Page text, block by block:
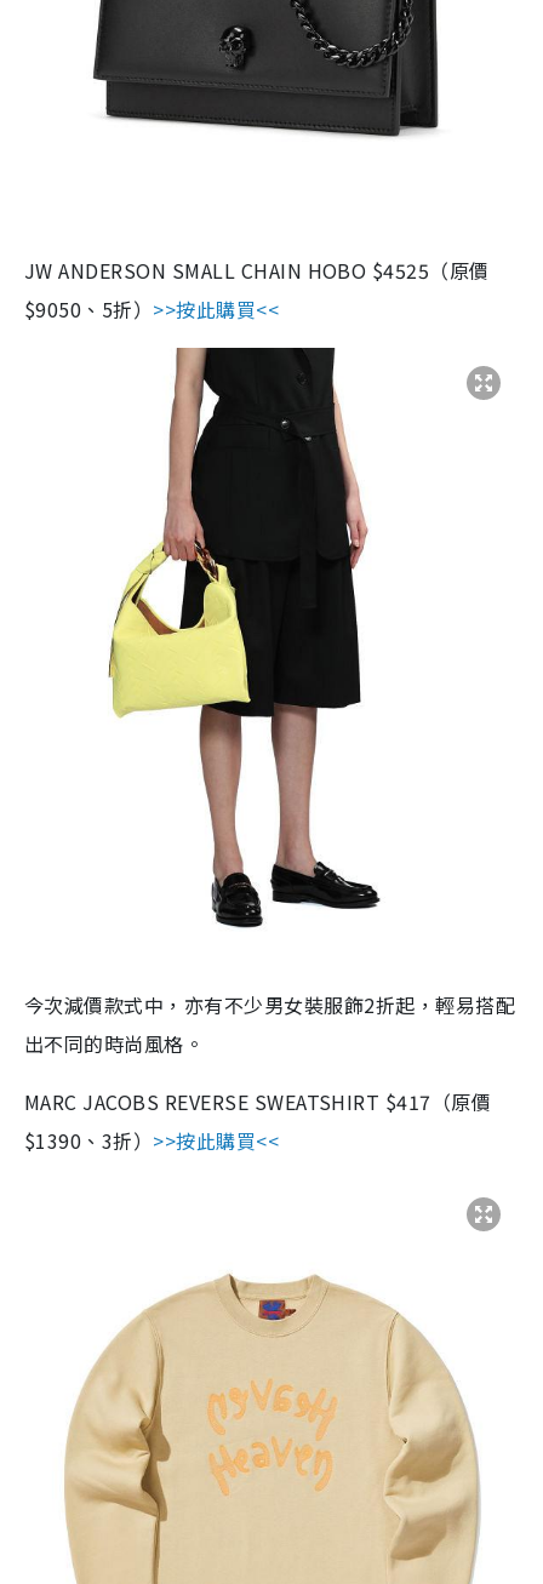
JW ANDERSON SMALL CHAIN HOBO $4525（原價
$9050、5折） >>按此購買<<
今次減價款式中，亦有不少男女裝服飾2折起，輕易搭配
出不同的時尚風格。
MARC JACOBS REVERSE SWEATSHIRT $417（原價
$1390、3折） >>按此購買<<